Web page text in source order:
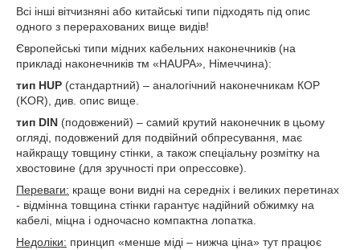
Всі інші вітчизняні або китайські типи підходять під опис
одного з перерахованих вище видів!
Європейські типи мідних кабельних наконечників (на
прикладі наконечників тм «HAUPA», Німеччина):
тип HUP (стандартний) – аналогічний наконечникам КОР
(KOR), див. опис вище.
тип DIN (подовжений) – самий крутий наконечник в цьому
огляді, подовжений для подвійний обпресування, має
найкращу товщину стінки, а також спеціальну розмітку на
хвостовине (для зручності при опрессовке).
Переваги: краще вони видні на середніх і великих перетинах
- відмінна товщина стінки гарантує надійний обжимку на
кабелі, міцна і одночасно компактна лопатка.
Недоліки: принцип «менше міді – нижча ціна» тут працює